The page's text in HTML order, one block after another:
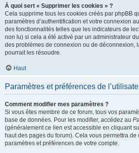
À quoi sert « Supprimer les cookies » ?
Cela supprime tous les cookies créés par phpBB
paramètres d’authentification et votre connexion
des fonctionnalités telles que les indicateurs de
non lu) si cela a été activé par un administrateur
des problèmes de connexion ou de déconnexion,
pourrait les résoudre.
Haut
Paramètres et préférences de
Comment modifier mes paramètres ?
Si vous êtes membre de ce forum, tous vos
base de données. Pour les modifier, accédez au
(généralement ce lien est accessible en cliquant
haut des pages du forum). Cela vous permettra de
paramètres et préférences de votre compte.